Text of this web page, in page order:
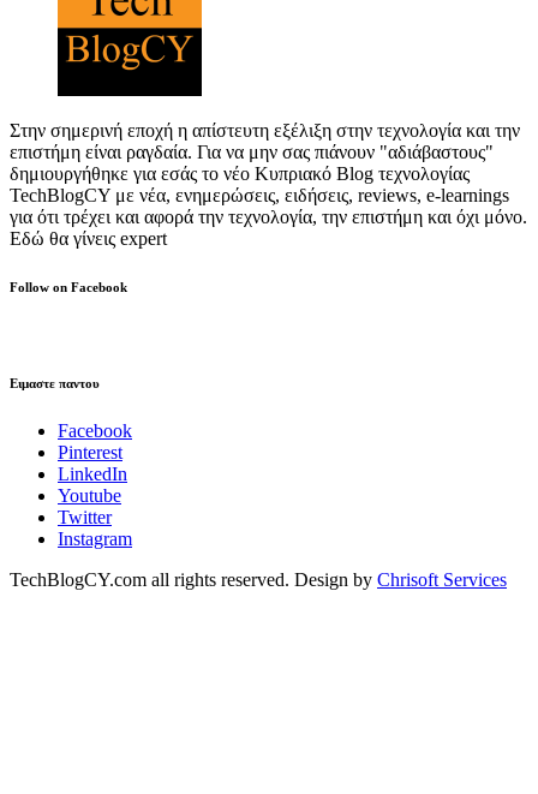
Στην σημερινή εποχή η απίστευτη εξέλιξη στην τεχνολογία και την
επιστήμη είναι ραγδαία. Για να μην σας πιάνουν "αδιάβαστους"
δημιουργήθηκε για εσάς το νέο Κυπριακό Blog τεχνολογίας
TechBlogCY με νέα, ενημερώσεις, ειδήσεις, reviews, e-learnings
για ότι τρέχει και αφορά την τεχνολογία, την επιστήμη και όχι μόνο.
Εδώ θα γίνεις expert
Follow on Facebook
Ειμαστε παντου
Facebook
Pinterest
LinkedIn
Youtube
Twitter
Instagram
TechBlogCY.com all rights reserved. Design by Chrisoft Services